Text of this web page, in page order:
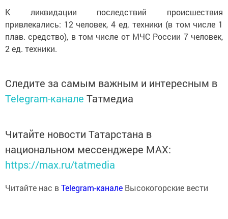
К ликвидации последствий происшествия
привлекались: 12 человек, 4 ед. техники (в том числе 1
плав. средство), в том числе от МЧС России 7 человек,
2 ед. техники.
Следите за самым важным и интересным в
Telegram-канале Татмедиа
Читайте новости Татарстана в
национальном мессенджере MАХ:
https://max.ru/tatmedia
Читайте нас вTelegram-канале Высокогорские вести